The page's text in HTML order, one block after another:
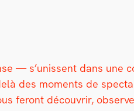
— s’unissent dans une
des moments de
fer­ont décou­vrir,